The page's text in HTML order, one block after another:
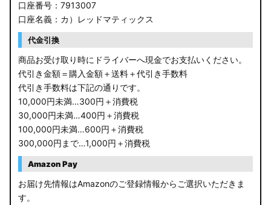
口座番号：7913007
口座名義：カ）レッドマティックス
代金引換
商品お受け取り時にドライバーへ現金でお支払いください。
代引き金額＝購入金額＋送料＋代引き手数料
代引き手数料は下記の通りです。
10,000円未満…300円＋消費税
30,000円未満…400円＋消費税
100,000円未満…600円＋消費税
300,000円まで…1,000円＋消費税
Amazon Pay
お届け先情報はAmazonのご登録情報からご選択いただきま
す。